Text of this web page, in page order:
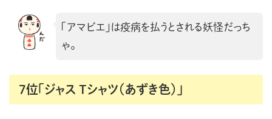
「アマビエ」は疫病を払うとされる妖怪だっち
ゃ。
7位「ジャス Tシャツ（あずき色）」